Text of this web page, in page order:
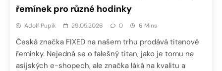
řemínek pro různé hodinky
Adolf Pupík 29.05.2026 0 6 Mins
Česká značka FIXED na našem trhu prodává titanové
řemínky. Nejedná se o falešný titan, jako je tomu na
asijských e-shopech, ale značka láká na kvalitu a